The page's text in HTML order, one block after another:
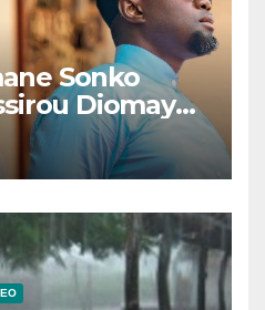
Sonko
Diomaye
des élections